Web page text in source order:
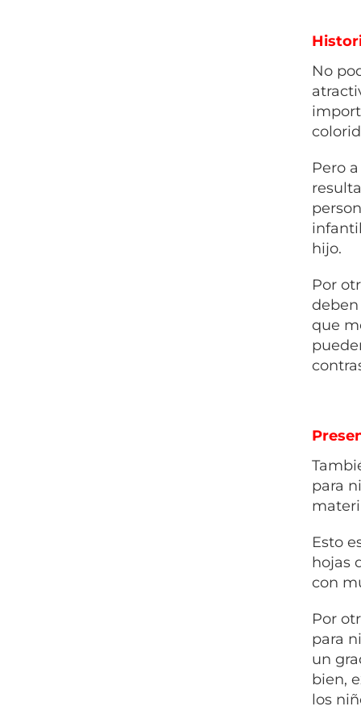
No
Pero
hijo.
Por
que
para
Esto
hojas
con
Por
para
un
bien,
los